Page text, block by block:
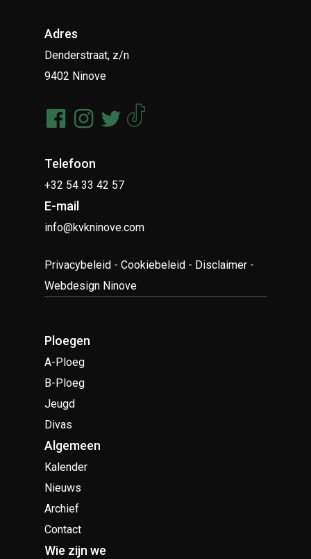
Adres
Denderstraat, z/n
9402 Ninove
Telefoon
+32 54 33 42 57
E-mail
info@kvkninove.com
Privacybeleid -Cookiebeleid - Disclaimer -
Webdesign Ninove
Ploegen
A-Ploeg
B-Ploeg
Jeugd
Divas
Algemeen
Kalender
Nieuws
Archief
Contact
Wie zijn we